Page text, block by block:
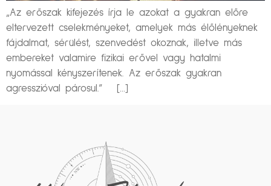
„Az erőszak kifejezés írja le azokat a gyakran előre
eltervezett cselekményeket, amelyek más élőlényeknek
fájdalmat, sérülést, szenvedést okoznak, illetve más
embereket valamire fizikai erővel vagy hatalmi
nyomással kényszerítenek. Az erőszak gyakran
agresszióval párosul.” […]